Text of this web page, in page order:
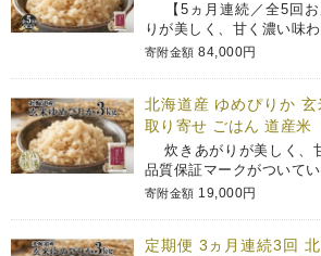
【5ヵ月連続／全5回お
りが美しく、甘く濃い味
寄附金額 84,000円
北海道産 ゆめぴりか
取り寄せ ごはん 道産
炊きあがりが美しく、
品質保証マークがついて
寄附金額 19,000円
定期便 3ヵ月連続3回